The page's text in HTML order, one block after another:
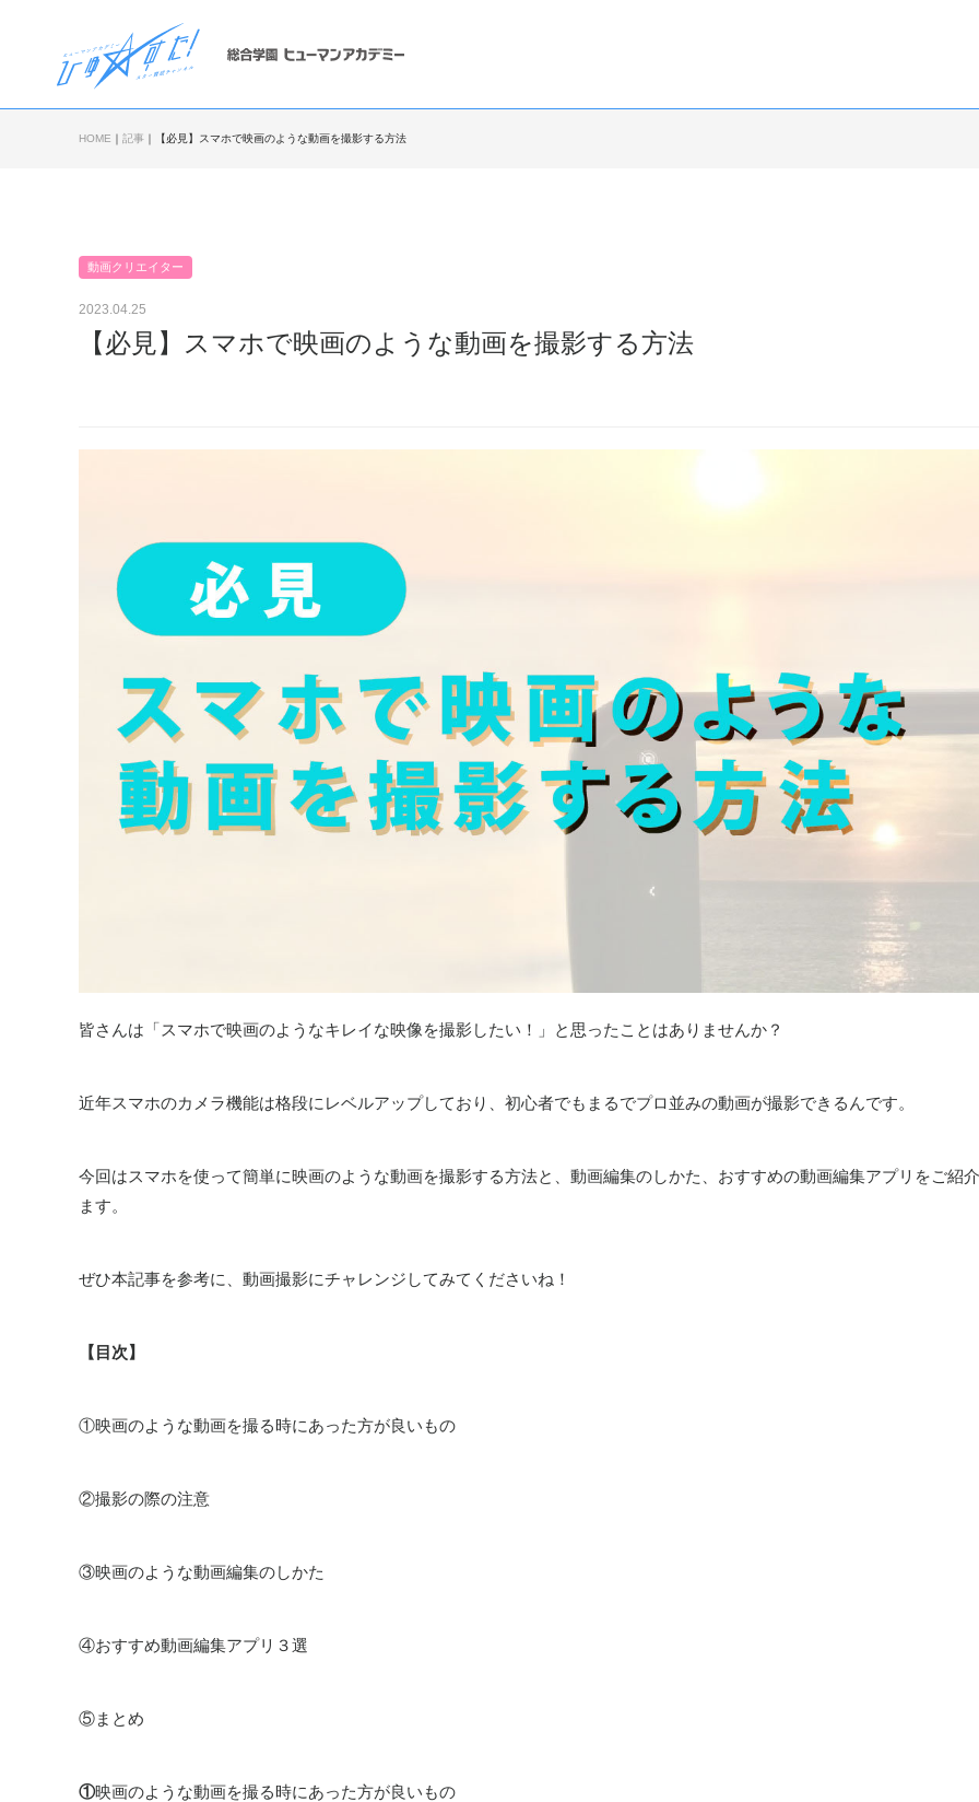
HOME ｜ 記事 ｜ 【必見】スマホで映画のような動画を撮影する方法
動画クリエイター
2023.04.25
【必見】スマホで映画のような動画を撮影する方法
皆さんは「スマホで映画のようなキレイな映像を撮影したい！」と思ったことはありませんか？
近年スマホのカメラ機能は格段にレベルアップしており、初心者でもまるでプロ並みの動画が撮影できるんです。
今回はスマホを使って簡単に映画のような動画を撮影する方法と、動画編集のしかた、おすすめの動画編集アプリをご紹
ます。
ぜひ本記事を参考に、動画撮影にチャレンジしてみてくださいね！
【目次】
①映画のような動画を撮る時にあった方が良いもの
②撮影の際の注意
③映画のような動画編集のしかた
④おすすめ動画編集アプリ３選
⑤まとめ
①映画のような動画を撮る時にあった方が良いもの